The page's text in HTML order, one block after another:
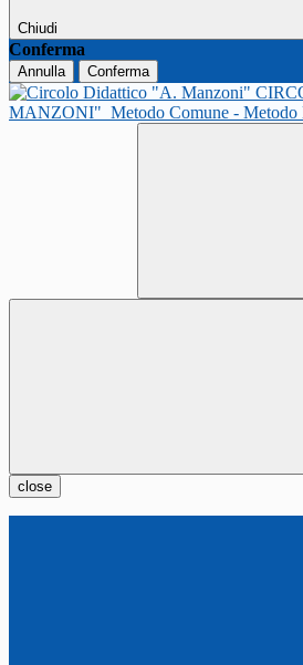
Chiudi
Conferma
Annulla Conferma
MANZONI" Metodo Comune - Metodo
close